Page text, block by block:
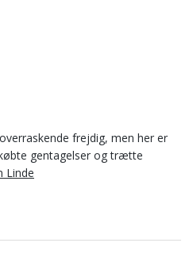
frejdig, men her er
gentagelser og trætte
Linde